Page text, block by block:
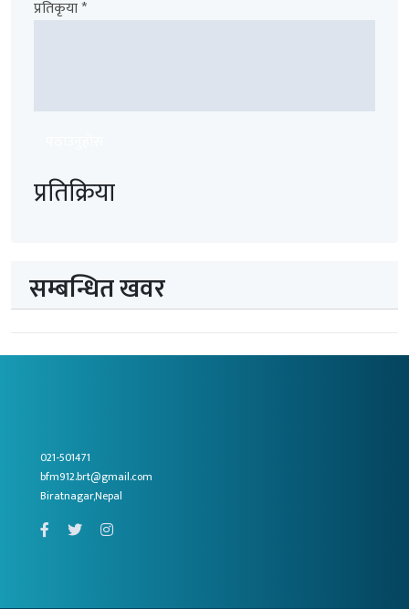
प्रतिकृया *
प्रतिक्रिया
सम्बन्धित खवर
021-501471
bfm912.brt@gmail.com
Biratnagar,Nepal